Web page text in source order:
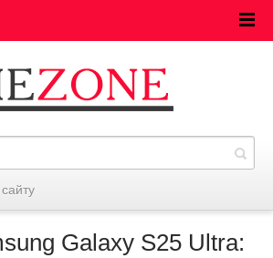
Galaxy S25 Ultra: